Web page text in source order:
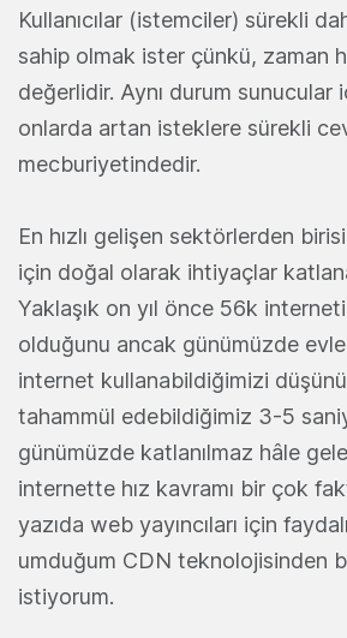
Kullanıcılar (istemciler) sürekli
sahip olmak ister çünkü, zaman
değerlidir. Aynı durum sunucular
onlarda artan isteklere sürekli
mecburiyetindedir.
En hızlı gelişen sektörlerden
için doğal olarak ihtiyaçlar
Yaklaşık on yıl önce 56k
olduğunu ancak günümüzde
internet kullanabildiğimizi
tahammül edebildiğimiz 3-5
günümüzde katlanılmaz hâle
internette hız kavramı bir çok
yazıda web yayıncıları için
umduğum CDN teknolojisinden
istiyorum.